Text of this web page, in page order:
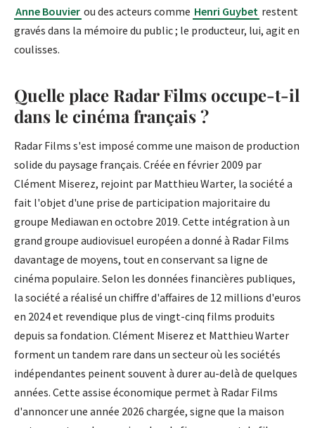
Anne Bouvier ou des acteurs comme Henri Guybet restent
gravés dans la mémoire du public ; le producteur, lui, agit en
coulisses.
Quelle place Radar Films occupe-t-il
dans le cinéma français ?
Radar Films s'est imposé comme une maison de production
solide du paysage français. Créée en février 2009 par
Clément Miserez, rejoint par Matthieu Warter, la société a
fait l'objet d'une prise de participation majoritaire du
groupe Mediawan en octobre 2019. Cette intégration à un
grand groupe audiovisuel européen a donné à Radar Films
davantage de moyens, tout en conservant sa ligne de
cinéma populaire. Selon les données financières publiques,
la société a réalisé un chiffre d'affaires de 12 millions d'euros
en 2024 et revendique plus de vingt-cinq films produits
depuis sa fondation. Clément Miserez et Matthieu Warter
forment un tandem rare dans un secteur où les sociétés
indépendantes peinent souvent à durer au-delà de quelques
années. Cette assise économique permet à Radar Films
d'annoncer une année 2026 chargée, signe que la maison